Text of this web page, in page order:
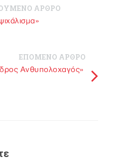
ΑΡΘΡΟ
ΕΠΟΜΕΝΟ ΑΡΘΡΟ
Ανθυπολοχαγός»